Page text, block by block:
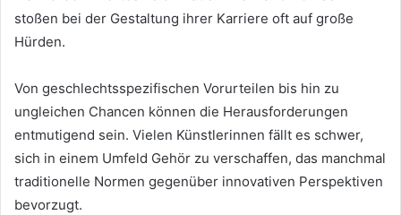
stoßen bei der Gestaltung ihrer Karriere oft auf große
Hürden.
Von geschlechtsspezifischen Vorurteilen bis hin zu
ungleichen Chancen können die Herausforderungen
entmutigend sein. Vielen Künstlerinnen fällt es schwer,
sich in einem Umfeld Gehör zu verschaffen, das manchmal
traditionelle Normen gegenüber innovativen Perspektiven
bevorzugt.